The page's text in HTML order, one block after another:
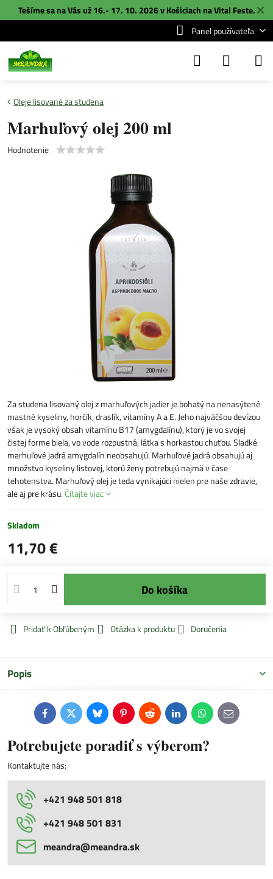
✕
Tešíme sa na Vás už 16.- 17. 10. 2026 v Košiciach naVital Feste.
Panel používateľa
Oleje lisované za studena
Marhuľový olej 200 ml
Hodnotenie
Za studena lisovaný olej z marhuľových jadier je bohatý na nenasýtené
mastné kyseliny, horčík, draslík, vitamíny A a E. Jeho najväčšou devízou
však je vysoký obsah vitamínu B17 (amygdalínu), ktorý je vo svojej
čistej forme biela, vo vode rozpustná, látka s horkastou chuťou. Sladké
marhuľové jadrá amygdalín neobsahujú. Marhuľové jadrá obsahujú aj
množstvo kyseliny listovej, ktorú ženy potrebujú najmä v čase
tehotenstva. Marhuľový olej je teda vynikajúci nielen pre naše zdravie,
ale aj pre krásu.Čítajte viac
Skladom
11,70 €
Do košíka
Pridať k Obľúbeným Otázka k produktu Doručenia
Popis
FacebookTwitterBlueskyPinterestReddit LinkedInWhatsApp
E-
mail
Potrebujete poradiť s výberom?
Kontaktujte nás:
+421 948 501 818
+421 948 501 831
meandra​@meandra​.sk